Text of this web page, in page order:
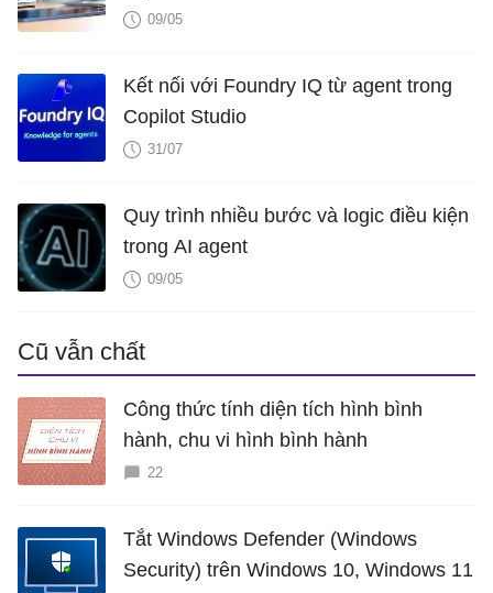
09/05
Kết nối với Foundry IQ từ agent trong
Copilot Studio
31/07
Quy trình nhiều bước và logic điều kiện
trong AI agent
09/05
Cũ vẫn chất
Công thức tính diện tích hình bình
hành, chu vi hình bình hành
22
Tắt Windows Defender (Windows
Security) trên Windows 10, Windows 11